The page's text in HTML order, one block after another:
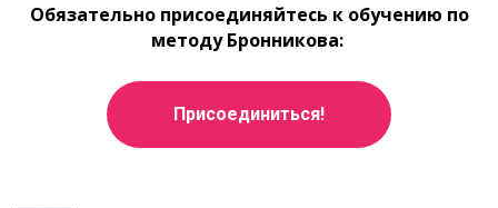
Обязательно присоединяйтесь к обучению по
методу Бронникова:
Присоединиться!